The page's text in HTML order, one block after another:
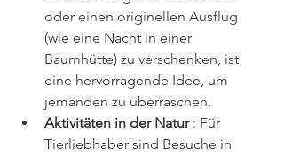
oder einen originellen Ausflug
(wie eine Nacht in einer
Baumhütte) zu verschenken, ist
eine hervorragende Idee, um
jemanden zu überraschen.
Aktivitäten in der Natur : Für
Tierliebhaber sind Besuche in